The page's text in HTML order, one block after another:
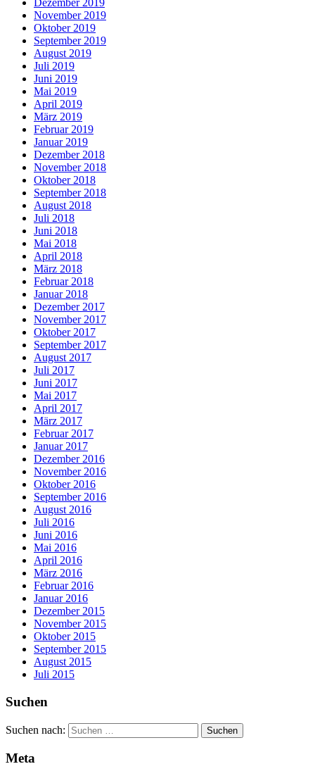
Dezember 2019
November 2019
Oktober 2019
September 2019
August 2019
Juli 2019
Juni 2019
Mai 2019
April 2019
März 2019
Februar 2019
Januar 2019
Dezember 2018
November 2018
Oktober 2018
September 2018
August 2018
Juli 2018
Juni 2018
Mai 2018
April 2018
März 2018
Februar 2018
Januar 2018
Dezember 2017
November 2017
Oktober 2017
September 2017
August 2017
Juli 2017
Juni 2017
Mai 2017
April 2017
März 2017
Februar 2017
Januar 2017
Dezember 2016
November 2016
Oktober 2016
September 2016
August 2016
Juli 2016
Juni 2016
Mai 2016
April 2016
März 2016
Februar 2016
Januar 2016
Dezember 2015
November 2015
Oktober 2015
September 2015
August 2015
Juli 2015
Suchen
Suchen nach:
Meta